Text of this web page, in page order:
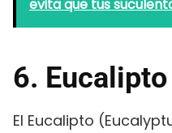
evita que tus
6. Eucalipto
El Eucalipto